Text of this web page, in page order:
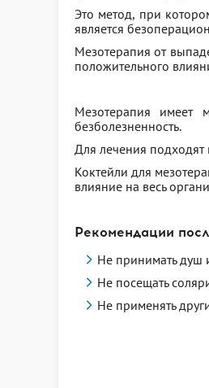
Это метод, при
является
Мезотерапия от
положительного
Мезотерапия имеет
безболезненность.
Для лечения подходят
Коктейли для
влияние на весь
Рекомендации
Не принимать душ
Не посещать
Не применять